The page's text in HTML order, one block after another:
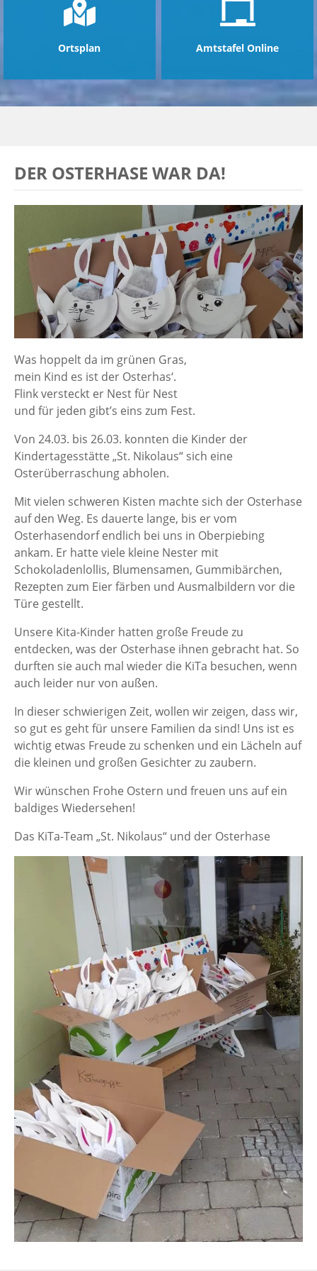
Ortsplan Amtstafel Online
DER OSTERHASE WAR DA!
Was hoppelt da im grünen Gras,
mein Kind es ist der Osterhas‘.
Flink versteckt er Nest für Nest
und für jeden gibt’s eins zum Fest.
Von 24.03. bis 26.03. konnten die Kinder der
Kindertagesstätte „St. Nikolaus“ sich eine
Osterüberraschung abholen.
Mit vielen schweren Kisten machte sich der Osterhase
auf den Weg. Es dauerte lange, bis er vom
Osterhasendorf endlich bei uns in Oberpiebing
ankam. Er hatte viele kleine Nester mit
Schokoladenlollis, Blumensamen, Gummibärchen,
Rezepten zum Eier färben und Ausmalbildern vor die
Türe gestellt.
Unsere Kita-Kinder hatten große Freude zu
entdecken, was der Osterhase ihnen gebracht hat. So
durften sie auch mal wieder die KiTa besuchen, wenn
auch leider nur von außen.
In dieser schwierigen Zeit, wollen wir zeigen, dass wir,
so gut es geht für unsere Familien da sind! Uns ist es
wichtig etwas Freude zu schenken und ein Lächeln auf
die kleinen und großen Gesichter zu zaubern.
Wir wünschen Frohe Ostern und freuen uns auf ein
baldiges Wiedersehen!
Das KiTa-Team „St. Nikolaus“ und der Osterhase